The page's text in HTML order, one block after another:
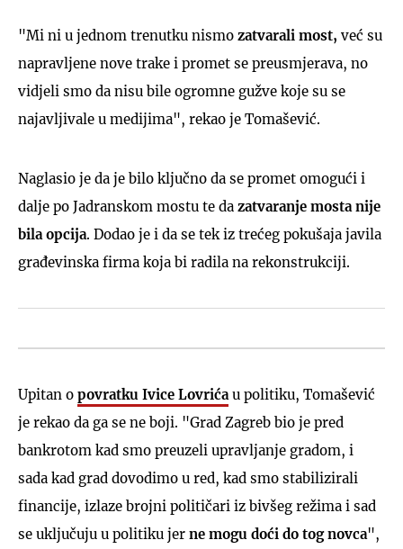
"Mi ni u jednom trenutku nismo zatvarali most, već su
napravljene nove trake i promet se preusmjerava, no
vidjeli smo da nisu bile ogromne gužve koje su se
najavljivale u medijima", rekao je Tomašević.
Naglasio je da je bilo ključno da se promet omogući i
dalje po Jadranskom mostu te da zatvaranje mosta nije
bila opcija. Dodao je i da se tek iz trećeg pokušaja javila
građevinska firma koja bi radila na rekonstrukciji.
Upitan o povratku Ivice Lovrića u politiku, Tomašević
je rekao da ga se ne boji. "Grad Zagreb bio je pred
bankrotom kad smo preuzeli upravljanje gradom, i
sada kad grad dovodimo u red, kad smo stabilizirali
financije, izlaze brojni političari iz bivšeg režima i sad
se uključuju u politiku jer ne mogu doći do tog novca",